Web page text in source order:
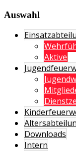
Auswahl
Aktive
Downloads
Intern